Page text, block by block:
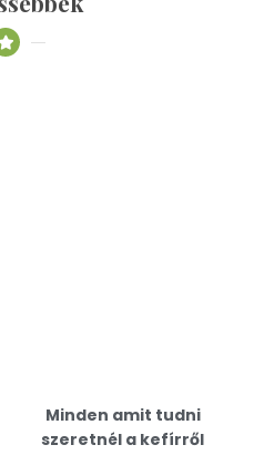
Minden amit tudni
szeretnél a kefírről